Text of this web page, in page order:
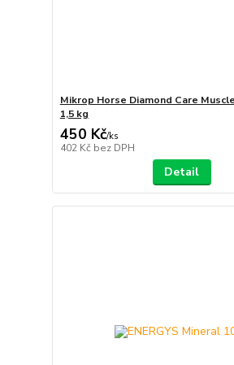
Mikrop Horse Diamond Care
1,5 kg
450 Kč/ks
402 Kč bez DPH
Detail